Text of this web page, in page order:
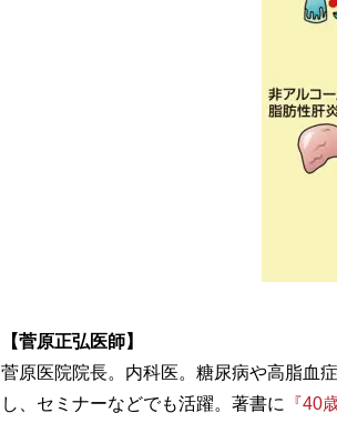
【菅原正弘医師】
菅原医院院長。内科医。糖尿病や高脂血
し、セミナーなどでも活躍。著書に 『40